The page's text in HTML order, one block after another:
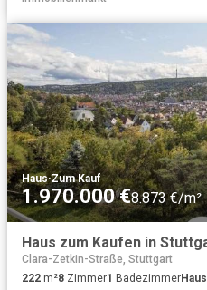
Haus·Zum Kauf
1.970.000 €8.873 €/m²
Clara-Zetkin-Straße, Stuttgart
222 m²8 Zimmer1 BadezimmerHaus